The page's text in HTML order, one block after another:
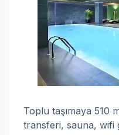
Toplu taşımaya 510
transferi, sauna, wifi